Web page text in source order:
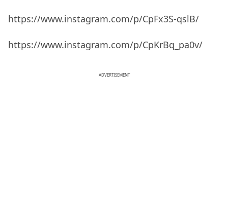
https://www.instagram.com/p/CpFx3S-qslB/
https://www.instagram.com/p/CpKrBq_pa0v/
ADVERTISEMENT